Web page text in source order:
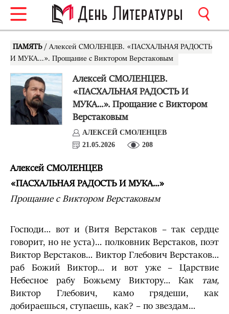
ПАМЯТЬ / Алексей СМОЛЕНЦЕВ. «ПАСХАЛЬНАЯ РАДОСТЬ
И МУКА...». Прощание с Виктором Верстаковым
Алексей СМОЛЕНЦЕВ.
«ПАСХАЛЬНАЯ РАДОСТЬ И
МУКА...». Прощание с Виктором
Верстаковым
АЛЕКСЕЙ СМОЛЕНЦЕВ
21.05.2026
208
Алексей СМОЛЕНЦЕВ
«ПАСХАЛЬНАЯ РАДОСТЬ И МУКА...»
Прощание с Виктором Верстаковым
Господи… вот и (Витя Верстаков – так сердце
говорит, но не уста)… полковник Верстаков, поэт
Виктор Верстаков… Виктор Глебович Верстаков…
раб Божий Виктор… и вот уже – Царствие
Небесное рабу Божьему Виктору… Как там,
Виктор Глебович, камо грядеши, как
добираешься, ступаешь, как? – по звездам…